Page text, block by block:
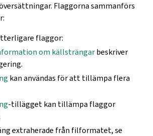
Flaggorna sammanförs
flaggor:
om källsträngarbeskriver
kan användas för att tillämpa flera
-tillägget kan tillämpa flaggor
extraherade från filformatet, se